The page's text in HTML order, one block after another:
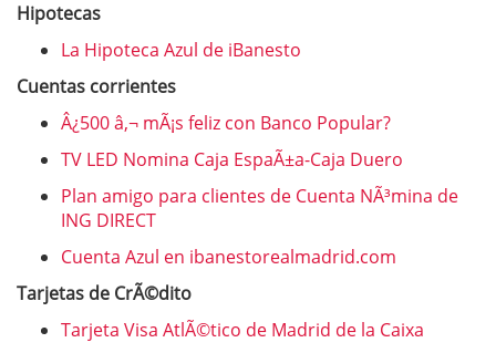
Hipotecas
La Hipoteca Azul de iBanesto
Cuentas corrientes
Â¿500 â‚¬ mÃ¡s feliz con Banco Popular?
TV LED Nomina Caja EspaÃ±a-Caja Duero
Plan amigo para clientes de Cuenta NÃ³mina de
ING DIRECT
Cuenta Azul en ibanestorealmadrid.com
Tarjetas de CrÃ©dito
Tarjeta Visa AtlÃ©tico de Madrid de la Caixa